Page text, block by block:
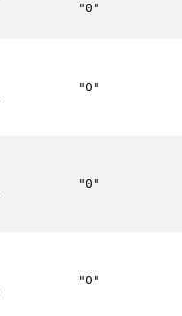
"0"
"0"
"0"
"0"